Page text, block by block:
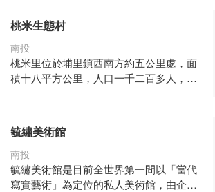
桃米生態村
南投
桃米里位於埔里鎮西南方約五公里處，面
積十八平方公里，人口一千二百多人，海
佈綠意盎然，蜿蜒的桃米坑溪、種瓜坑溪
及大小支流，就像母親的臍帶滋養萬物，
孕育桃米豐美的生態樣貌。 這個美麗的小
山村，歷經九二一大地震的考驗，從家園
母土找到重建的契機，正一步步朝生態村
毓繡美術館
南投
毓繡美術館是目前全世界第一間以「當代
寫實藝術」為定位的私人美術館，由企業